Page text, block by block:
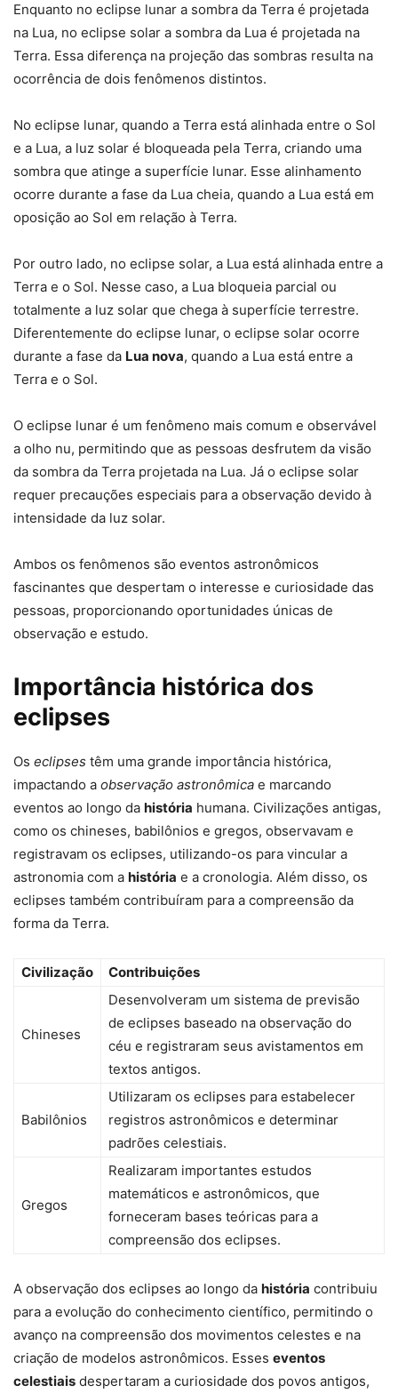
Enquanto no eclipse lunar a sombra da Terra é projetada
na Lua, no eclipse solar a sombra da Lua é projetada na
Terra. Essa diferença na projeção das sombras resulta na
ocorrência de dois fenômenos distintos.
No eclipse lunar, quando a Terra está alinhada entre o Sol
e a Lua, a luz solar é bloqueada pela Terra, criando uma
sombra que atinge a superfície lunar. Esse alinhamento
ocorre durante a fase da Lua cheia, quando a Lua está em
oposição ao Sol em relação à Terra.
Por outro lado, no eclipse solar, a Lua está alinhada entre a
Terra e o Sol. Nesse caso, a Lua bloqueia parcial ou
totalmente a luz solar que chega à superfície terrestre.
Diferentemente do eclipse lunar, o eclipse solar ocorre
durante a fase da Lua nova, quando a Lua está entre a
Terra e o Sol.
O eclipse lunar é um fenômeno mais comum e observável
a olho nu, permitindo que as pessoas desfrutem da visão
da sombra da Terra projetada na Lua. Já o eclipse solar
requer precauções especiais para a observação devido à
intensidade da luz solar.
Ambos os fenômenos são eventos astronômicos
fascinantes que despertam o interesse e curiosidade das
pessoas, proporcionando oportunidades únicas de
observação e estudo.
Importância histórica dos
eclipses
Os eclipses têm uma grande importância histórica,
impactando a observação astronômica e marcando
eventos ao longo da história humana. Civilizações antigas,
como os chineses, babilônios e gregos, observavam e
registravam os eclipses, utilizando-os para vincular a
astronomia com a história e a cronologia. Além disso, os
eclipses também contribuíram para a compreensão da
forma da Terra.
Civilização Contribuições
Chineses
Desenvolveram um sistema de previsão
de eclipses baseado na observação do
céu e registraram seus avistamentos em
textos antigos.
Babilônios
Utilizaram os eclipses para estabelecer
registros astronômicos e determinar
padrões celestiais.
Gregos
Realizaram importantes estudos
matemáticos e astronômicos, que
forneceram bases teóricas para a
compreensão dos eclipses.
A observação dos eclipses ao longo da história contribuiu
para a evolução do conhecimento científico, permitindo o
avanço na compreensão dos movimentos celestes e na
criação de modelos astronômicos. Esses eventos
celestiais despertaram a curiosidade dos povos antigos,